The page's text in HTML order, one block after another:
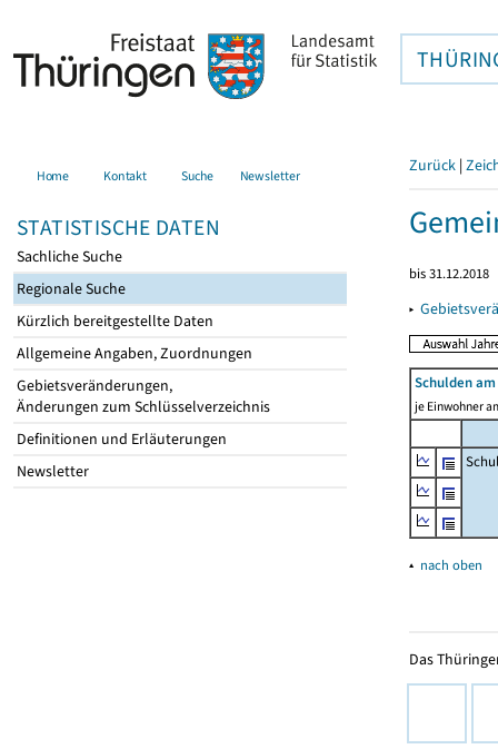
Home Kontakt Suche Newsletter
STATISTISCHE DATEN
Sachliche Suche
Regionale Suche
Kürzlich bereitgestellte Daten
Allgemeine Angaben, Zuordnungen
Gebietsveränderungen,
Änderungen zum Schlüsselverzeichnis
Definitionen und Erläuterungen
Newsletter
Zurück |
bis 31.12.2018
▸
Schulden
je Einwohner
▴ nach oben
Das